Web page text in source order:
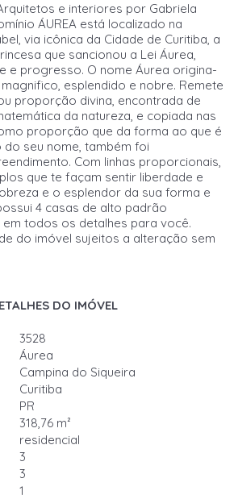
e interiores por Gabriela
ÁUREA está localizado na
via icônica da Cidade de Curitiba, a
que sancionou a Lei Áurea,
e progresso. O nome Áurea origina-
esplendido e nobre. Remete
proporção divina, encontrada de
da natureza, e copiada nas
proporção que da forma ao que é
do seu nome, também foi
Com linhas proporcionais,
que te façam sentir liberdade e
e o esplendor da sua forma e
4 casas de alto padrão
em todos os detalhes para você.
do imóvel sujeitos a alteração sem
DO IMÓVEL
3528
Áurea
Campina do Siqueira
Curitiba
PR
318,76 m²
residencial
3
3
1